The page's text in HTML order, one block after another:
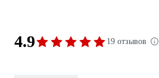
4.9 19 отзывов